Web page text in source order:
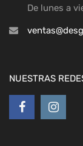
De lunes a
NUESTRAS